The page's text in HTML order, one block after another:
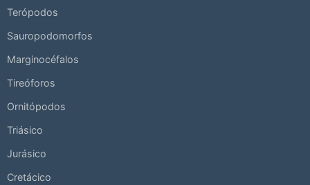
Terópodos
Sauropodomorfos
Marginocéfalos
Tireóforos
Ornitópodos
Triásico
Jurásico
Cretácico